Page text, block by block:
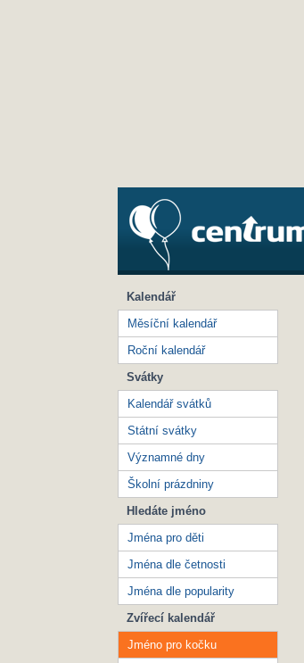
Kalendář
Měsíční kalendář
Roční kalendář
Svátky
Kalendář svátků
Státní svátky
Významné dny
Školní prázdniny
Hledáte jméno
Jména pro děti
Jména dle četnosti
Jména dle popularity
Zvířecí kalendář
Jméno pro kočku